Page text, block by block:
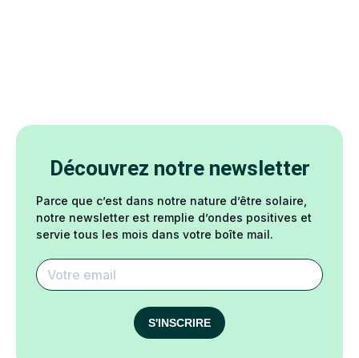
Découvrez notre newsletter
Parce que c’est dans notre nature d’être solaire,
notre newsletter est remplie d’ondes positives et
servie tous les mois dans votre boîte mail.
S'INSCRIRE